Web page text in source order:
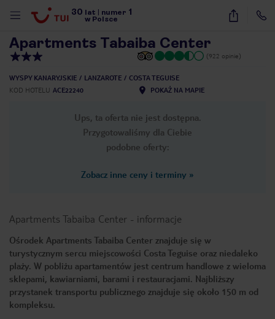
30 lat numer 1
w Polsce
26
Apartments Tabaiba Center
(922 opinie)
WYSPY KANARYJSKIE LANZAROTE
COSTA TEGUISE
KOD HOTELU ACE22240 POKAŻ NA MAPIE
Ups, ta oferta nie jest dostępna.
Przygotowaliśmy dla Ciebie
podobne oferty:
Zobacz inne ceny i terminy »
Apartments Tabaiba Center - informacje
Ośrodek Apartments Tabaiba Center znajduje się w
turystycznym sercu miejscowości Costa Teguise oraz niedaleko
plaży. W pobliżu apartamentów jest centrum handlowe z wieloma
sklepami, kawiarniami, barami i restauracjami. Najbliższy
przystanek transportu publicznego znajduje się około 150 m od
kompleksu.